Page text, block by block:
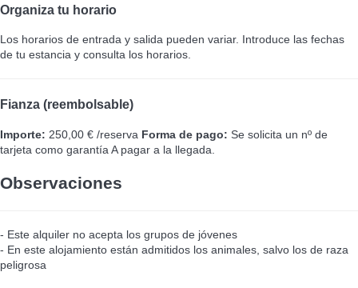
Organiza tu horario
Los horarios de entrada y salida pueden variar. Introduce las fechas
de tu estancia y consulta los horarios.
Fianza (reembolsable)
Importe: 250,00 € /reserva Forma de pago: Se solicita un nº de
tarjeta como garantía A pagar a la llegada.
Observaciones
- Este alquiler no acepta los grupos de jóvenes
- En este alojamiento están admitidos los animales, salvo los de raza
peligrosa